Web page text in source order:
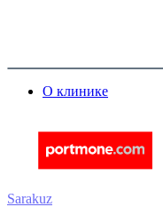
О клинике
Sarakuz